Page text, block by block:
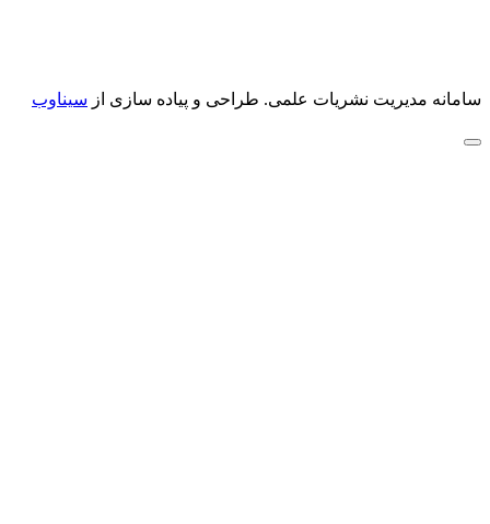
سامانه مدیریت نشریات علمی. طراحی و پیاده سازی از سیناوب